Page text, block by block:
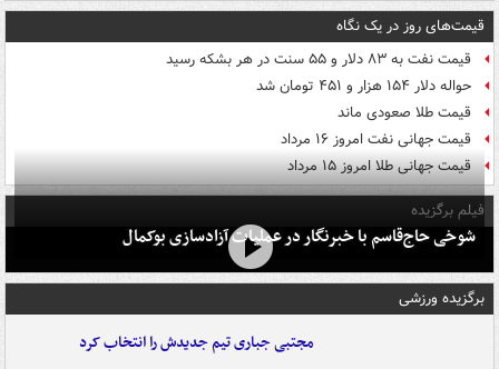
قیمت‌های روز در یک نگاه
قیمت نفت به ۸۳ دلار و ۵۵ سنت در هر بشکه رسید
حواله دلار ۱۵۴ هزار و ۴۵۱ تومان شد
قیمت طلا صعودی ماند
قیمت جهانی نفت امروز ۱۶ مرداد
قیمت جهانی طلا امروز ۱۵ مرداد
فیلم برگزیده
شوخی حاج‌قاسم با خبرنگار در عملیات آزادسازی بوکمال
برگزیده ورزشی
مجتبی جباری تیم جدیدش را انتخاب کرد